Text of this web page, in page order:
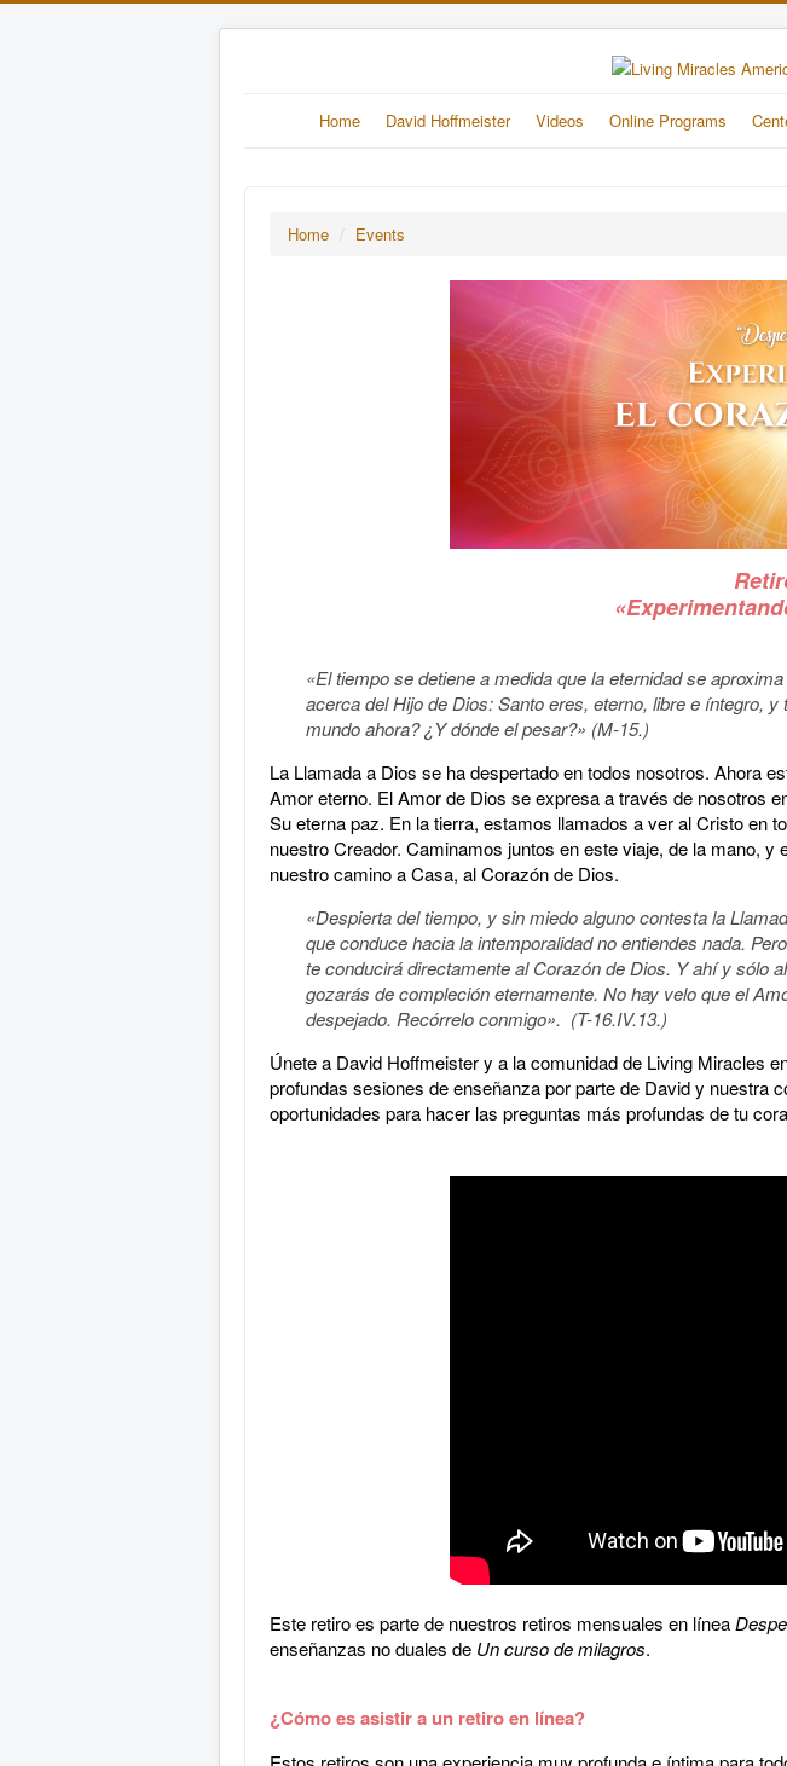
Home David Hoffmeister Videos Online Programs
Home / Events
«El tiempo se detiene a medida que la eternidad se
acerca del Hijo de Dios: Santo eres, eterno, libre e íntegro,
mundo ahora? ¿Y dónde el pesar?» (M-15.)
La Llamada a Dios se ha despertado en todos nosotros. Ahora
Amor eterno. El Amor de Dios se expresa a través de nosotros
Su eterna paz. En la tierra, estamos llamados a ver al Cristo en
nuestro Creador. Caminamos juntos en este viaje, de la mano,
nuestro camino a Casa, al Corazón de Dios.
«Despierta del tiempo, y sin miedo alguno contesta la
que conduce hacia la intemporalidad no entiendes nada.
te conducirá directamente al Corazón de Dios. Y ahí y sólo
gozarás de compleción eternamente. No hay velo que el
despejado. Recórrelo conmigo». (T-16.IV.13.)
Únete a David Hoffmeister y a la comunidad de Living Miracles
profundas sesiones de enseñanza por parte de David y nuestra
oportunidades para hacer las preguntas más profundas de tu
Este retiro es parte de nuestros retiros mensuales en línea
enseñanzas no duales de Un curso de milagros.
¿Cómo es asistir a un retiro en línea?